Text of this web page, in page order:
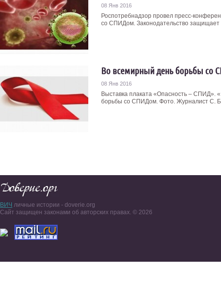
08 Янв 2016
Роспотребнадзор провел пресс-
со СПИДом. Законодательство
Во всемирный день борьбы со
08 Янв 2016
Выставка плаката «Опасность – СПИД».
борьбы со СПИДом. Фото. Журналист С.
ВИЧ личные истории - doverie.org
Сайт защищен законами об авторских правах. © 2026